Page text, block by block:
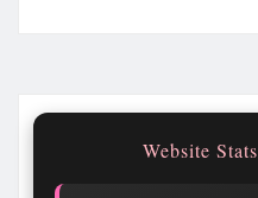
Website Stats